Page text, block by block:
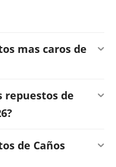
mas caros de
repuestos de
de Caños